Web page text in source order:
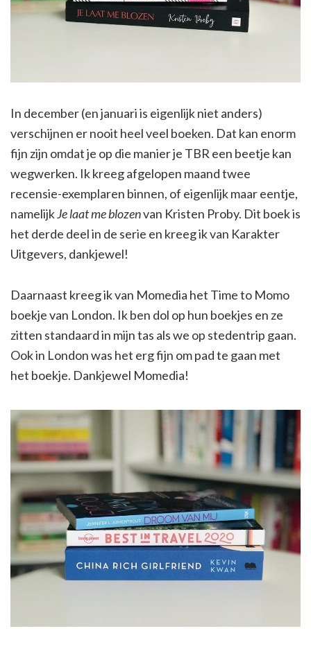
In december (en januari is eigenlijk niet anders)
verschijnen er nooit heel veel boeken. Dat kan enorm
fijn zijn omdat je op die manier je TBR een beetje kan
wegwerken. Ik kreeg afgelopen maand twee
recensie-exemplaren binnen, of eigenlijk maar eentje,
namelijkJe laat me blozenvan Kristen Proby. Dit boek is
het derde deel in de serie en kreeg ik van Karakter
Uitgevers, dankjewel!
Daarnaast kreeg ik van Momedia het Time to Momo
boekje van London. Ik ben dol op hun boekjes en ze
zitten standaard in mijn tas als we op stedentrip gaan.
Ook in London was het erg fijn om pad te gaan met
het boekje. Dankjewel Momedia!